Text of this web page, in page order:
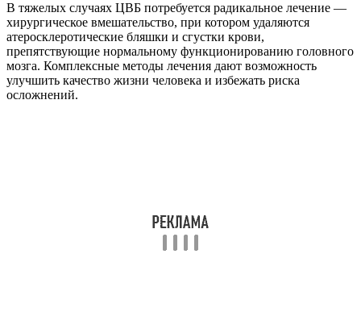
В тяжелых случаях ЦВБ потребуется радикальное лечение —
хирургическое вмешательство, при котором удаляются
атеросклеротические бляшки и сгустки крови,
препятствующие нормальному функционированию головного
мозга. Комплексные методы лечения дают возможность
улучшить качество жизни человека и избежать риска
осложнений.